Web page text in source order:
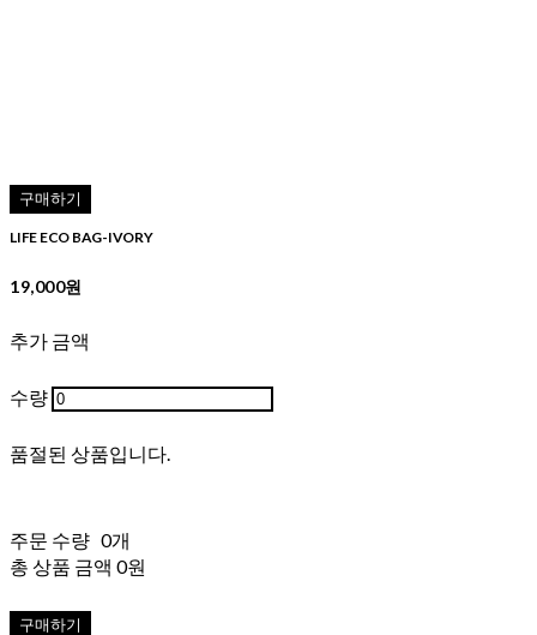
구매하기
LIFE ECO BAG-IVORY
19,000원
추가 금액
수량
품절된 상품입니다.
주문 수량 0개
총 상품 금액 0원
구매하기